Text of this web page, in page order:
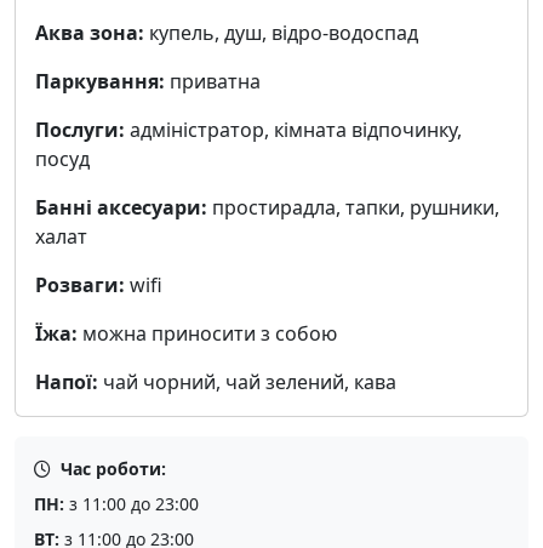
Аква зона: купель, душ, відро-водоспад
Паркування: приватна
Послуги: адміністратор, кімната відпочинку,
посуд
Банні аксесуари: простирадла, тапки, рушники,
халат
Розваги: wifi
Їжа: можна приносити з собою
Напої: чай чорний, чай зелений, кава
Час роботи:
ПН: з 11:00 до 23:00
ВТ: з 11:00 до 23:00